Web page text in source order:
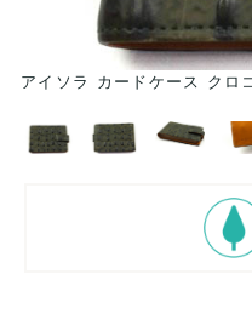
アイソラ カードケース クロ